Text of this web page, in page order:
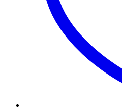
página
de
producto